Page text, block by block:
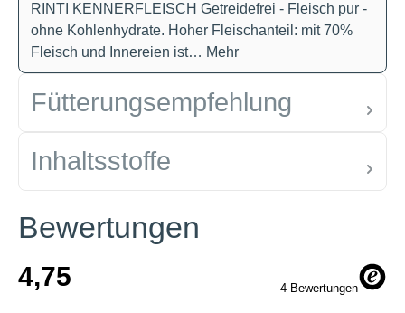
RINTI KENNERFLEISCH Getreidefrei - Fleisch pur -
ohne Kohlenhydrate. Hoher Fleischanteil: mit 70%
Fleisch und Innereien ist… Mehr
Fütterungsempfehlung
Inhaltsstoffe
Bewertungen